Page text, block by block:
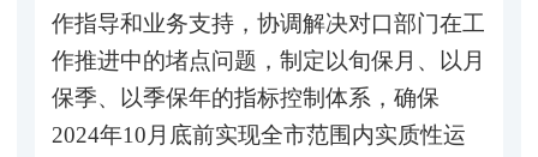
作指导和业务支持，协调解决对口部门在工
作推进中的堵点问题，制定以旬保月、以月
保季、以季保年的指标控制体系，确保
2024年10月底前实现全市范围内实质性运